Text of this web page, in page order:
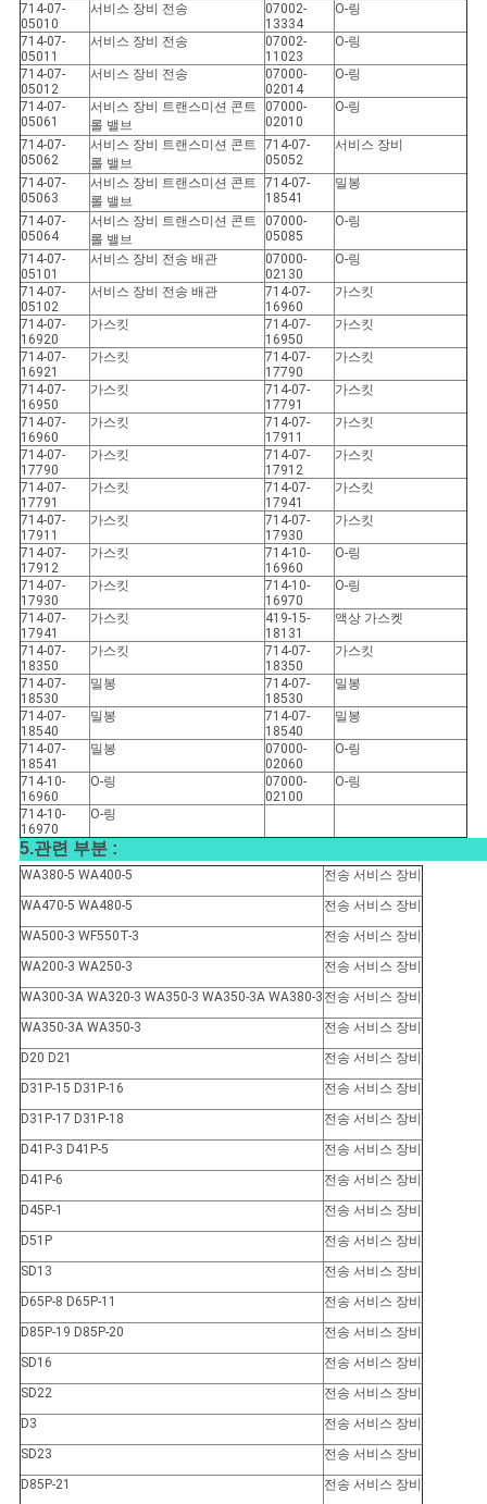
714-07-
05010
서비스 장비 전송
07002-
13334
O-링
714-07-
05011
서비스 장비 전송
07002-
11023
O-링
714-07-
05012
서비스 장비 전송
07000-
02014
O-링
714-07-
05061
서비스 장비 트랜스미션 콘트
롤 밸브
07000-
02010
O-링
714-07-
05062
서비스 장비 트랜스미션 콘트
롤 밸브
714-07-
05052
서비스 장비
714-07-
05063
서비스 장비 트랜스미션 콘트
롤 밸브
714-07-
18541
밀봉
714-07-
05064
서비스 장비 트랜스미션 콘트
롤 밸브
07000-
05085
O-링
714-07-
05101
서비스 장비 전송 배관
07000-
02130
O-링
714-07-
05102
서비스 장비 전송 배관
714-07-
16960
가스킷
714-07-
16920
가스킷
714-07-
16950
가스킷
714-07-
16921
가스킷
714-07-
17790
가스킷
714-07-
16950
가스킷
714-07-
17791
가스킷
714-07-
16960
가스킷
714-07-
17911
가스킷
714-07-
17790
가스킷
714-07-
17912
가스킷
714-07-
17791
가스킷
714-07-
17941
가스킷
714-07-
17911
가스킷
714-07-
17930
가스킷
714-07-
17912
가스킷
714-10-
16960
O-링
714-07-
17930
가스킷
714-10-
16970
O-링
714-07-
17941
가스킷
419-15-
18131
액상 가스켓
714-07-
18350
가스킷
714-07-
18350
가스킷
714-07-
18530
밀봉
714-07-
18530
밀봉
714-07-
18540
밀봉
714-07-
18540
밀봉
714-07-
18541
밀봉
07000-
02060
O-링
714-10-
16960
O-링
07000-
02100
O-링
714-10-
16970
O-링
5.관련 부분 :
WA380-5 WA400-5
전송 서비스 장비
WA470-5 WA480-5
전송 서비스 장비
WA500-3 WF550T-3
전송 서비스 장비
WA200-3 WA250-3
전송 서비스 장비
WA300-3A WA320-3 WA350-3 WA350-3A WA380-3 전송 서비스 장비
WA350-3A WA350-3
전송 서비스 장비
D20 D21
전송 서비스 장비
D31P-15 D31P-16
전송 서비스 장비
D31P-17 D31P-18
전송 서비스 장비
D41P-3 D41P-5
전송 서비스 장비
D41P-6
전송 서비스 장비
D45P-1
전송 서비스 장비
D51P
전송 서비스 장비
SD13
전송 서비스 장비
D65P-8 D65P-11
전송 서비스 장비
D85P-19 D85P-20
전송 서비스 장비
SD16
전송 서비스 장비
SD22
전송 서비스 장비
D3
전송 서비스 장비
SD23
전송 서비스 장비
D85P-21
전송 서비스 장비